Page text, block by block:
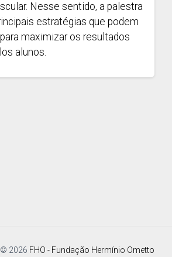
Nesse sentido, a palestra
estratégias que podem
maximizar os resultados
alunos.
© 2026 FHO - Fundação Hermínio Ometto